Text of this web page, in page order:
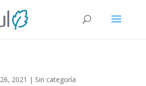
2021 | Sin categoría